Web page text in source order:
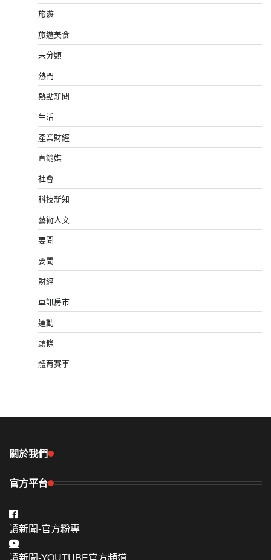
旅遊
旅遊美食
未分類
熱門
熱點新聞
生活
產業財經
直銷媒
社會
科技新知
藝術人文
要聞
要聞
財經
車訊房市
運動
頭條
體育賽事
關於我們
官方平台
讀新聞-官方粉專